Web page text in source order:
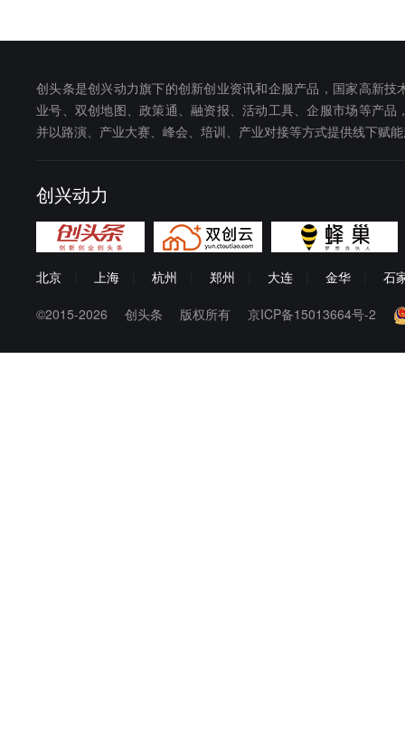
创头条是创兴动力旗下的创新创业资讯和企服产品，国家高新
业号、双创地图、政策通、融资报、活动工具、企服市场等产
并以路演、产业大赛、峰会、培训、产业对接等方式提供线下赋
创兴动力
北京 上海 杭州 郑州 大连 金华 石
©2015-2026 创头条 版权所有 京ICP备15013664号-2